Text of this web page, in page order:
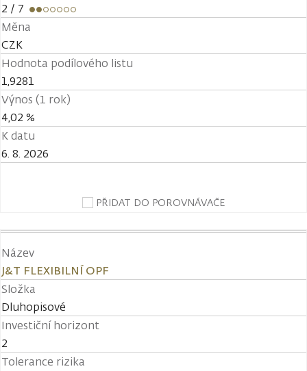
2 / 7
Měna
CZK
Hodnota podílového listu
1,9281
Výnos (1 rok)
4,02 %
K datu
6. 8. 2026
PŘIDAT DO POROVNÁVAČE
Název
J&T FLEXIBILNÍ OPF
Složka
Dluhopisové
Investiční horizont
2
Tolerance rizika